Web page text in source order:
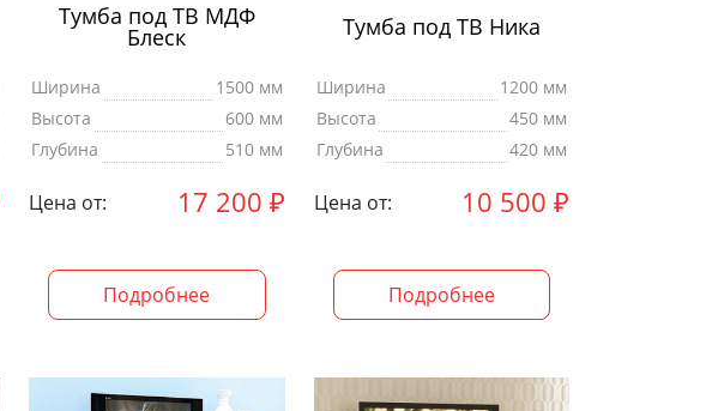
Тумба под ТВ МДФ
Блеск
Ширина
1500 мм
Высота
600 мм
Глубина
510 мм
Цена от: 17 200 ₽
Подробнее
Тумба под ТВ Ника
Ширина
1200 мм
Высота
450 мм
Глубина
420 мм
Цена от: 10 500 ₽
Подробнее